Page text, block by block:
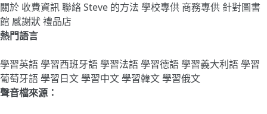
關於 收費資訊聯絡Steve 的方法 學校專供 商務專供 針對圖書
館 感謝狀禮品店
熱門語言
學習英語學習西班牙語學習法語學習德語學習義大利語學習
葡萄牙語學習日文學習中文學習韓文學習俄文
聲音檔來源：